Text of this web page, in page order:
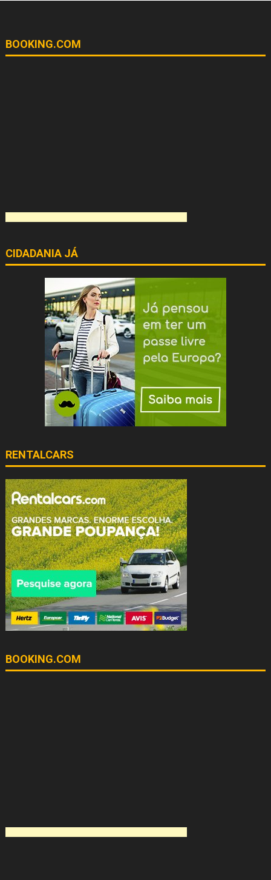
BOOKING.COM
CIDADANIA JÁ
RENTALCARS
BOOKING.COM